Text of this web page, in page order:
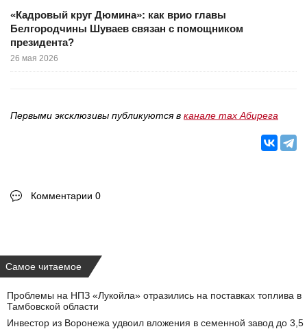
«Кадровый круг Дюмина»: как врио главы
Белгородчины Шуваев связан с помощником
президента?
26 мая 2026
Первыми эксклюзивы публикуются в канале max Абирега
Комментарии 0
Самое читаемое
Проблемы на НПЗ «Лукойла» отразились на поставках топлива в
Тамбовской области
Инвестор из Воронежа удвоил вложения в семенной завод до 3,5